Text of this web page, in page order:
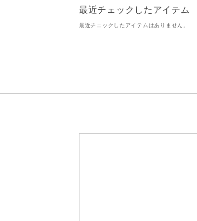
最近チェックしたアイテム
最近チェックしたアイテムはありません。